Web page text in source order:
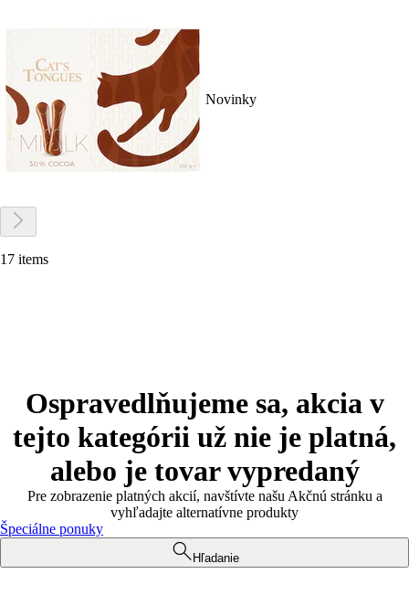
Novinky
17 items
Ospravedlňujeme sa, akcia v
tejto kategórii už nie je platná,
alebo je tovar vypredaný
Pre zobrazenie platných akcií, navštívte našu Akčnú stránku a
vyhľadajte alternatívne produkty
Špeciálne ponuky
Hľadanie